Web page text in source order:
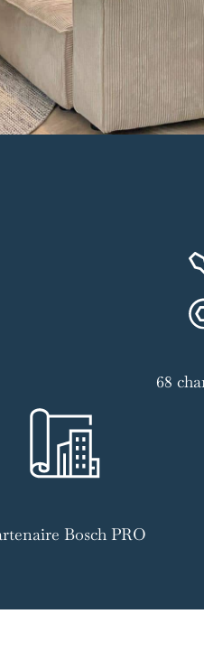
68
Bosch PRO